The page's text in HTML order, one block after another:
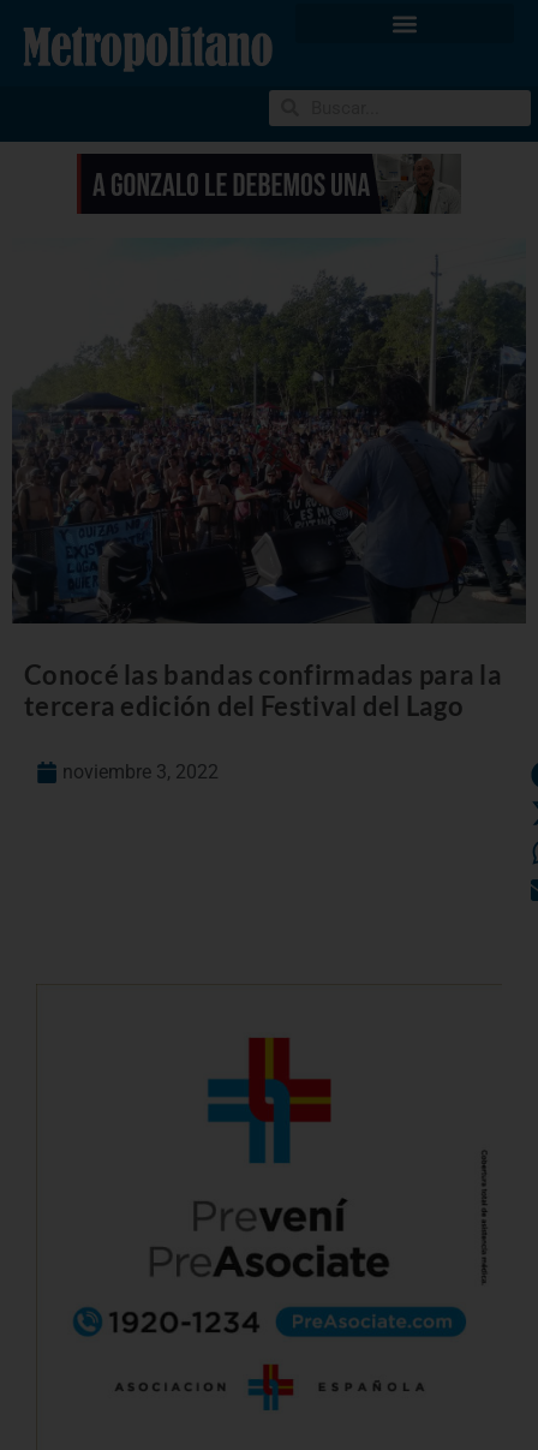
Conocé las bandas confirmadas para la
tercera edición del Festival del Lago
noviembre 3, 2022